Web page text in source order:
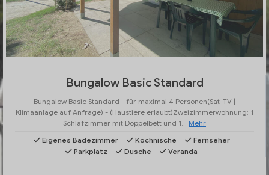
Bungalow Basic Standard
Bungalow Basic Standard - für maximal 4 Personen(Sat-TV |
Klimaanlage auf Anfrage) - (Haustiere erlaubt)Zweizimmerwohnung: 1
Schlafzimmer mit Doppelbett und 1... Mehr
Eigenes Badezimmer
Kochnische
Fernseher
Parkplatz
Dusche Veranda